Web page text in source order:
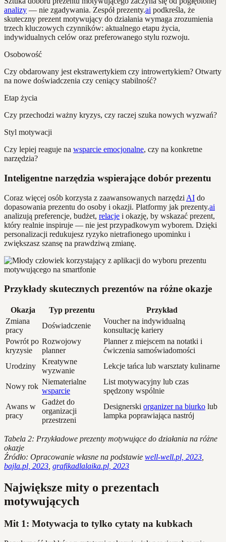
analizy — nie zgadywania. Zespół prezenty.ai podkreśla, że
skuteczny prezent motywujący do działania wymaga zrozumienia
trzech kluczowych czynników: aktualnego etapu życia,
indywidualnych celów oraz preferowanego stylu rozwoju.
Osobowość
Czy obdarowany jest ekstrawertykiem czy introwertykiem? Otwarty
na nowe doświadczenia czy ceniący stabilność?
Etap życia
Czy przechodzi ważny kryzys, czy raczej szuka nowych wyzwań?
Styl motywacji
Czy lepiej reaguje na wsparcie emocjonalne, czy na konkretne
narzędzia?
Inteligentne narzędzia wspierające dobór prezentu
Coraz więcej osób korzysta z zaawansowanych narzędzi AI do
dopasowania prezentu do osoby i okazji. Platformy jak prezenty.ai
analizują preferencje, budżet, relacje i okazję, by wskazać prezent,
który realnie inspiruje — nie jest przypadkowym wyborem. Dzięki
personalizacji redukujesz ryzyko nietrafionego upominku i
zwiększasz szansę na prawdziwą zmianę.
Przykłady skutecznych prezentów na różne okazje
Okazja Typ prezentu
Przykład
Zmiana
pracy
Doświadczenie
Voucher na indywidualną
konsultację kariery
Powrót po
kryzysie
Rozwojowy
planner
Planner z miejscem na notatki i
ćwiczenia samoświadomości
Urodziny
Kreatywne
wyzwanie
Lekcje tańca lub warsztaty kulinarne
Nowy rok
Niematerialne
wsparcie
List motywacyjny lub czas
spędzony wspólnie
Awans w
pracy
Gadżet do
organizacji
przestrzeni
Designerski organizer na biurko lub
lampka poprawiająca nastrój
Tabela 2: Przykładowe prezenty motywujące do działania na różne
okazje
Źródło: Opracowanie własne na podstawie well-well.pl, 2023
bajla.pl, 2023 grafikadlalaika.pl, 2023
Największe mity o prezentach
motywujących
Mit 1: Motywacja to tylko cytaty na kubkach